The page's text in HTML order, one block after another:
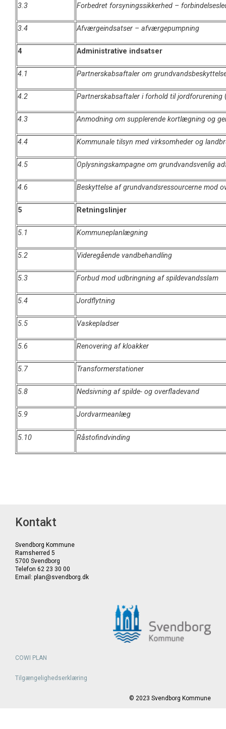
3.3 Forbedret forsyningssikkerhed –
3.4 Afværgeindsatser – afværgepumpning
4 Administrative indsatser
4.1 Partnerskabsaftaler om
4.2 Partnerskabsaftaler i forhold til jordforurening
4.3 Anmodning om supplerende kortlægning og
4.4 Kommunale tilsyn med virksomheder og
4.5 Oplysningskampagne om grundvandsvenlig
4.6 Beskyttelse af grundvandsressourcerne mod
5 Retningslinjer
5.1 Kommuneplanlægning
5.2 Videregående vandbehandling
5.3 Forbud mod udbringning af spildevandsslam
5.4 Jordflytning
5.5 Vaskepladser
5.6 Renovering af kloakker
5.7 Transformerstationer
5.8 Nedsivning af spilde- og overfladevand
5.9 Jordvarmeanlæg
5.10 Råstofindvinding
Kontakt
Svendborg Kommune
Ramsherred 5
5700 Svendborg
Telefon 62 23 30 00
Email: plan@svendborg.dk
COWI PLAN
Tilgængelighedserklæring
© 2023 Svendborg Kommune